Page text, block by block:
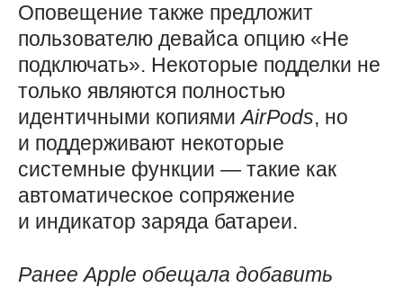
Оповещение также предложит
пользователю девайса опцию «Не
подключать». Некоторые подделки не
только являются полностью
идентичными копиямиAirPods, но
и поддерживают некоторые
системные функции — такие как
автоматическое сопряжение
и индикатор заряда батареи.
РанееApple обещала добавить